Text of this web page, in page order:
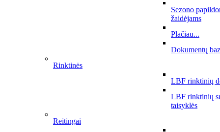
Sezono
žaidėjams
Plačiau...
Dokumentų
Rinktinės
LBF rinktinių
LBF rinktinių
taisyklės
Reitingai